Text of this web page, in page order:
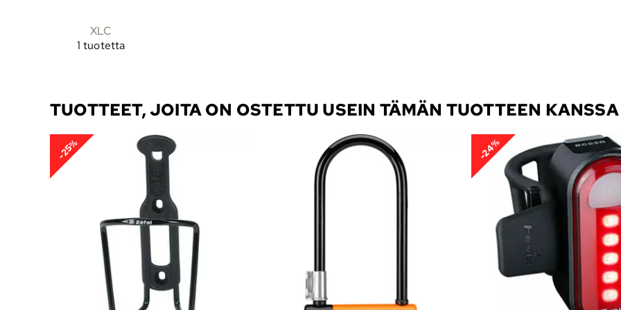
XLC
1 tuotetta
TUOTTEET, JOITA ON OSTETTU USEIN TÄMÄN TUOTTEEN KANSSA
-25% -24%